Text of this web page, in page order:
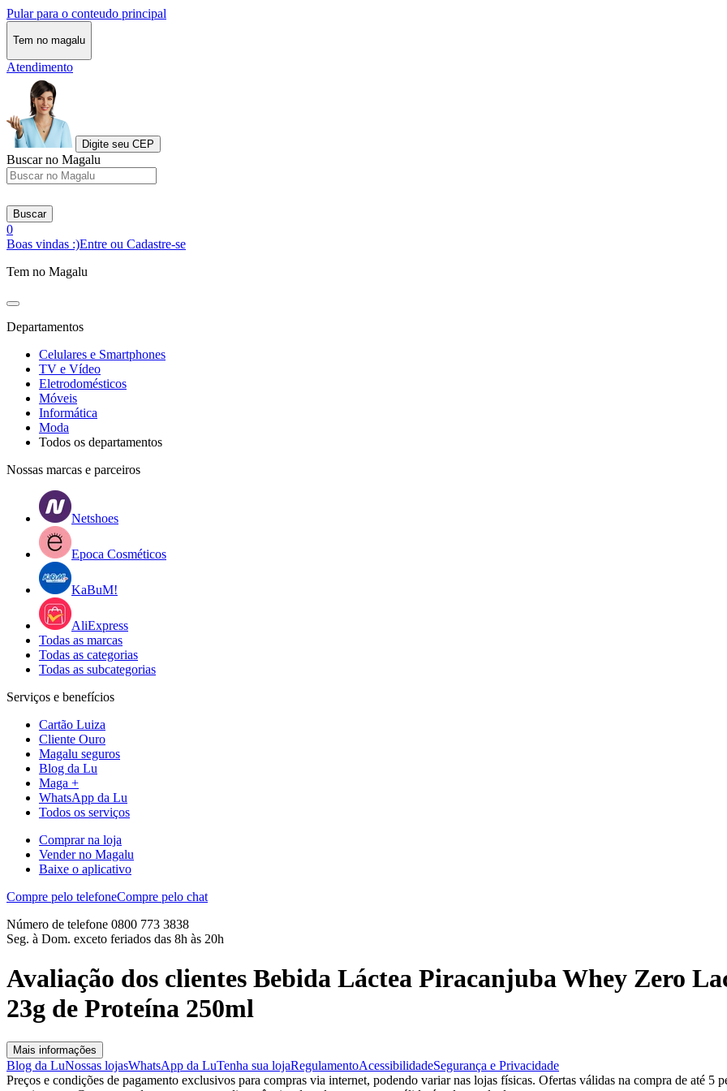
Pular para o conteudo principal
Tem no magalu
Atendimento
Digite seu CEP
Buscar no Magalu
Buscar
0
Boas vindas :)Entre ou Cadastre-se
Tem no Magalu
Departamentos
Celulares e Smartphones
TV e Vídeo
Eletrodomésticos
Móveis
Informática
Moda
Todos os departamentos
Nossas marcas e parceiros
Netshoes
Epoca Cosméticos
KaBuM!
AliExpress
Todas as marcas
Todas as categorias
Todas as subcategorias
Serviços e benefícios
Cartão Luiza
Cliente Ouro
Magalu seguros
Blog da Lu
Maga +
WhatsApp da Lu
Todos os serviços
Comprar na loja
Vender no Magalu
Baixe o aplicativo
Compre pelo telefoneCompre pelo chat
Número de telefone 0800 773 3838
Seg. à Dom. exceto feriados das 8h às 20h
Avaliação dos clientes Bebida Láctea Piracanjuba Whey Zero
23g de Proteína 250ml
Mais informações
Blog da LuNossas lojasWhatsApp da LuTenha sua lojaRegulamentoAcessibilidadeSegurança e Privacidade
Preços e condições de pagamento exclusivos para compras via internet, podendo variar nas lojas físicas. Ofertas válidas na compra de até 5